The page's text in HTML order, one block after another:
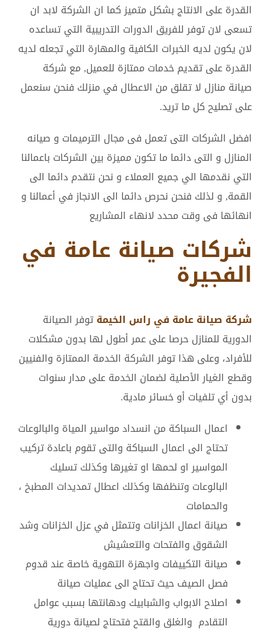
القدرة على الانتاج بشكل متميز كما ان الشركة لابد ان
تسعى لان توفر للفريق الدورات التدريبية التي تساعده
لان يكون لديه الخبرات الكافية والمهارة التي تجعله لديه
القدرة على تقديم خدمات ممتازة للعميل, مع شركة
صيانة منازل لا تقلق من الاعطال في منزلك فنحن سنعمل
على تصليح كل ما تريد.
افضل الشركات التى تعمل فى مجال الترميمات و صيانه
المنازل و التى دائما ما تكون مميزة بين الشركات باعمالنا
التي نقدمها الي جميع العملاء و نحن نتقدم دائما الى
القمة, و لذلك فنحن نحرص دائما الى الانجاز في أعمالنا و
انهائها فى وقت محدد لانهاء المشاريع
شركات صيانة عامة في
الفجيرة
شركة صيانة عامة في راس الخيمةتوفر الصيانة
الدورية للمنازل حرصا على عمر أطول لها بدون مشكلات
للأفراد، وعلى هذا توفر الشركة الخدمة الممتازة والفنيين
وقطع الغيار الأصلية لضمان الخدمة على مدار سنوات
بدون أي تلفيات أو خسائر مادية.
اعمال السباكة من انسداد مواسير المياة والبالوعات
تحتاج الى اعمال السباكة والتى تقوم باعادة تركيب
المواسير او لحمها او تغيرها وكذلك تسليك
البالوعات وتنظفها وكذلك اعطال تمديدات المطبخ ،
والحمامات
صيانة اعمال الخزانات وتتمثل في عزل الخزانات وشد
الشقوق والفتحات والتعشيش
صيانة التكييفات واجهزة التهوية خاصة عند قدوم
فصل الصيف حيث تحتاج الى عمليات صيانة
اصلاح الابواب والشبابيك ودهانتها بسبب عوامل
التقادم والغلق والقتح فتحتاج لصيانة دورية